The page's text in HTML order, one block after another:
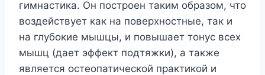
гимнастика. Он построен таким образом, что
воздействует как на поверхностные, так и
на глубокие мышцы, и повышает тонус всех
мышц (дает эффект подтяжки), а также
является остеопатической практикой и